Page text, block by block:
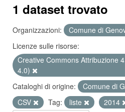
1 dataset trovato
Organizzazioni:
Comune di
Licenze sulle risorse:
Creative Commons Attribuzione
4.0)
Cataloghi di origine:
Comune di
CSV
Tag: liste 2014